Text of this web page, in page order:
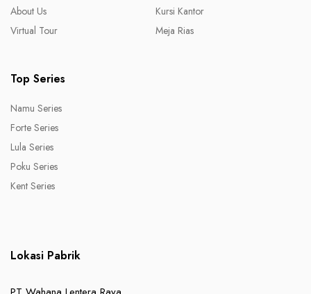
About Us
Virtual Tour
Kursi Kantor
Meja Rias
Top Series
Namu Series
Forte Series
Lula Series
Poku Series
Kent Series
Lokasi Pabrik